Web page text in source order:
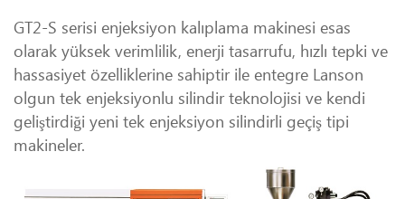
GT2-S serisi enjeksiyon kalıplama makinesi esas
olarak yüksek verimlilik, enerji tasarrufu, hızlı tepki ve
hassasiyet özelliklerine sahiptir ile entegre Lanson
olgun tek enjeksiyonlu silindir teknolojisi ve kendi
geliştirdiği yeni tek enjeksiyon silindirli geçiş tipi
makineler.